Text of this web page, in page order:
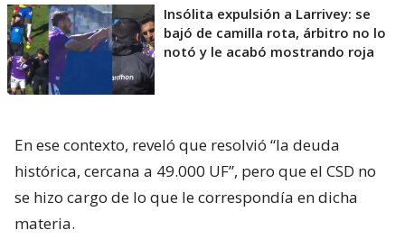
Insólita expulsión a Larrivey: se
bajó de camilla rota, árbitro no lo
notó y le acabó mostrando roja
En ese contexto, reveló que resolvió “la deuda
histórica, cercana a 49.000 UF”, pero que el CSD no
se hizo cargo de lo que le correspondía en dicha
materia.